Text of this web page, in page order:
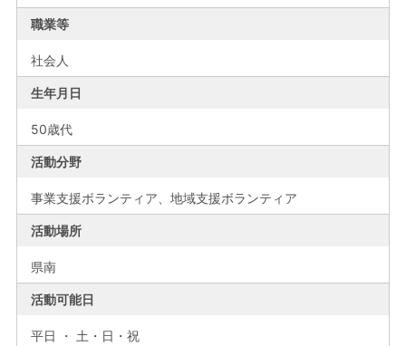
職業等
社会人
生年月日
50歳代
活動分野
事業支援ボランティア、地域支援ボランティア
活動場所
県南
活動可能日
平日 ・ 土・日・祝